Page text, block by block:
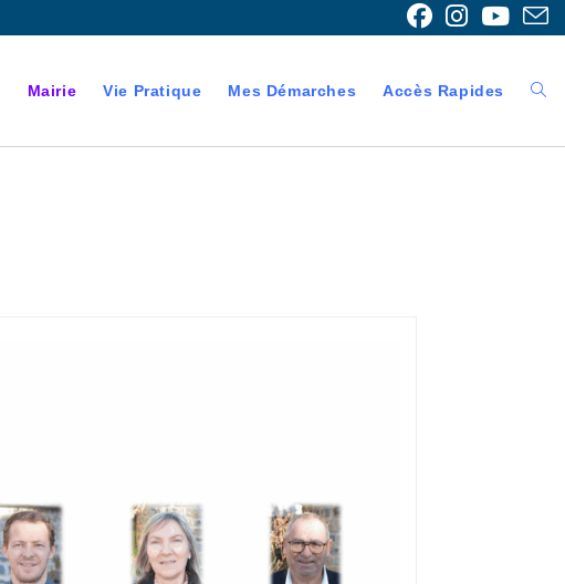
Mairie Vie Pratique Mes Démarches Accès Rapides